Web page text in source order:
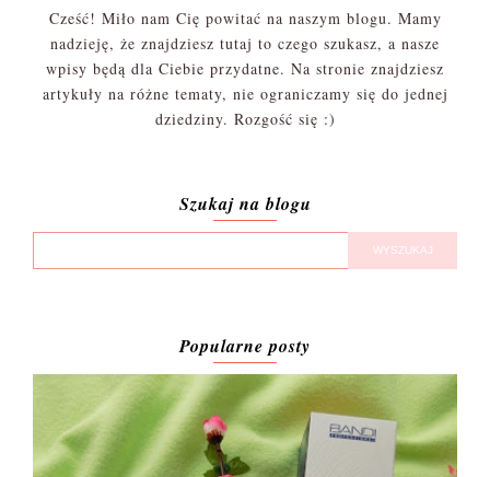
Cześć! Miło nam Cię powitać na naszym blogu. Mamy
nadzieję, że znajdziesz tutaj to czego szukasz, a nasze
wpisy będą dla Ciebie przydatne. Na stronie znajdziesz
artykuły na różne tematy, nie ograniczamy się do jednej
dziedziny. Rozgość się :)
Szukaj na blogu
Popularne posty